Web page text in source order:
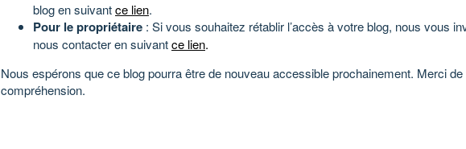
blog en suivantce lien.
Pour le propriétaire : Si vous souhaitez rétablir l’accès à votre blog, nous vous
nous contacter en suivantce lien.
Nous espérons que ce blog pourra être de nouveau accessible prochainement. Merci
compréhension.